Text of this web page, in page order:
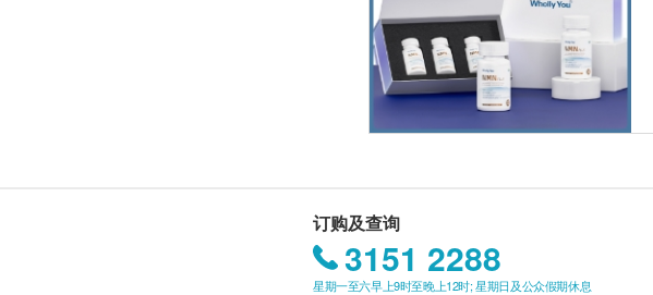
订购及查询
3151 2288
星期一至六早上9时至晚上12时; 星期日及公众假期休息